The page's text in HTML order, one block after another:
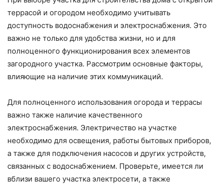
террасой и огородом необходимо учитывать
доступность водоснабжения и электроснабжения. Это
важно не только для удобства жизни, но и для
полноценного функционирования всех элементов
загородного участка. Рассмотрим основные факторы,
влияющие на наличие этих коммуникаций.
Для полноценного использования огорода и террасы
важно также наличие качественного
электроснабжения. Электричество на участке
необходимо для освещения, работы бытовых приборов,
а также для подключения насосов и других устройств,
связанных с водоснабжением. Проверьте, имеется ли
вблизи вашего участка электросети, а также